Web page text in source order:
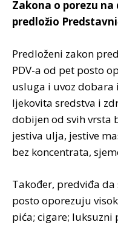
Zakona o porezu
predložio
Predloženi zakon
PDV-a od pet posto
usluga i uvoz dobara
ljekovita sredstva i
dobijen od svih vrsta
jestiva ulja, jestive
bez koncentrata,
Također, predviđa da
posto oporezuju
pića; cigare; luksuzni